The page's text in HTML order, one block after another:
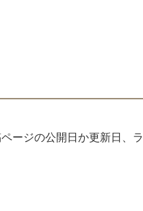
ージの公開日か更新日、ラ